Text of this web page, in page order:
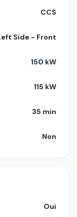
CCS
Side - Front
150 kW
115 kW
35 min
Non
Oui